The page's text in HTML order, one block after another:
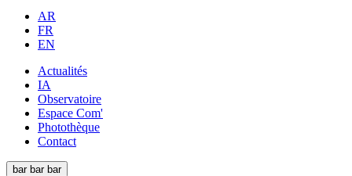
AR
FR
EN
Actualités
IA
Observatoire
Espace Com'
Photothèque
Contact
bar bar bar